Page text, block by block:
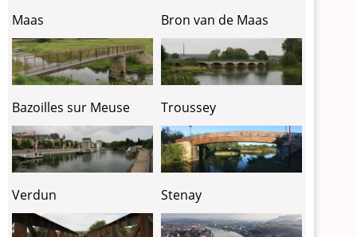
Maas Bron van de Maas
Bazoilles sur Meuse Troussey
Verdun Stenay